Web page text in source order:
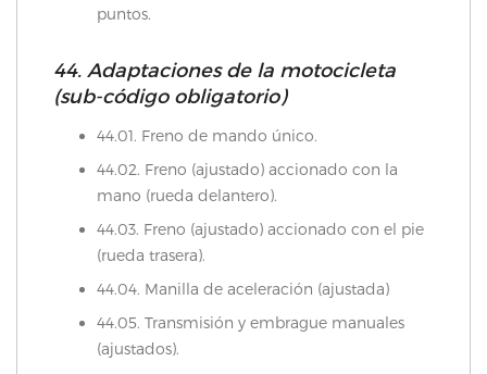
puntos.
44. Adaptaciones de la motocicleta
(sub-código obligatorio)
44.01. Freno de mando único.
44.02. Freno (ajustado) accionado con la
mano (rueda delantero).
44.03. Freno (ajustado) accionado con el pie
(rueda trasera).
44.04. Manilla de aceleración (ajustada)
44.05. Transmisión y embrague manuales
(ajustados).